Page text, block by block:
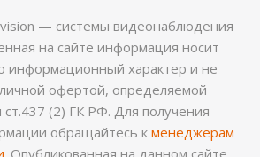
— системы видеонаблюдения
на сайте информация носит
информационный характер и не
офертой, определяемой
(2) ГК РФ. Для получения
обращайтесь к менеджерам